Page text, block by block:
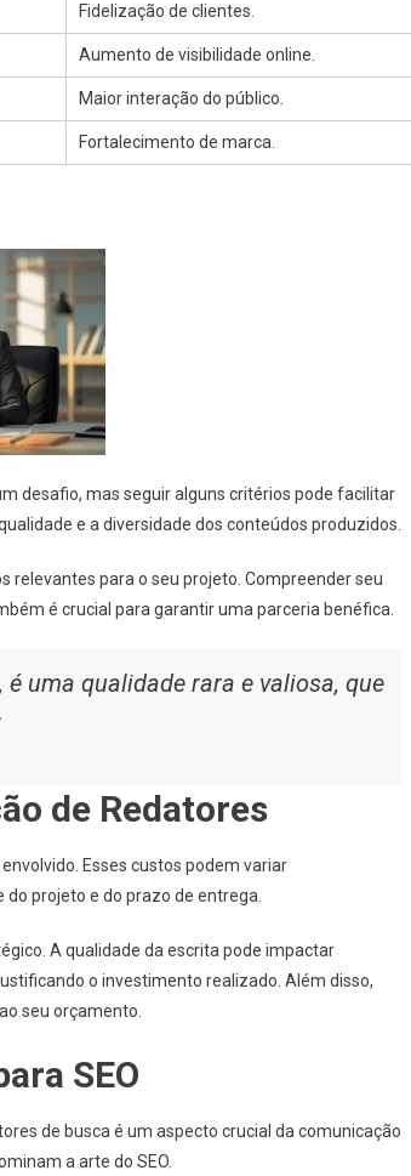
Fidelização de clientes.
Aumento de visibilidade online.
Maior interação do público.
Fortalecimento de marca.
desafio, mas seguir alguns critérios pode facilitar
e a diversidade dos conteúdos produzidos.
relevantes para o seu projeto. Compreender seu
é crucial para garantir uma parceria benéfica.
uma qualidade rara e valiosa, que
de Redatores
Esses custos podem variar
projeto e do prazo de entrega.
A qualidade da escrita pode impactar
o investimento realizado. Além disso,
seu orçamento.
SEO
de busca é um aspecto crucial da comunicação
a arte do SEO.